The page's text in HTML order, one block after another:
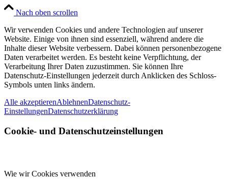
Nach oben scrollen
Wir verwenden Cookies und andere Technologien auf unserer
Website. Einige von ihnen sind essenziell, während andere die
Inhalte dieser Website verbessern. Dabei können personenbezogene
Daten verarbeitet werden. Es besteht keine Verpflichtung, der
Verarbeitung Ihrer Daten zuzustimmen. Sie können Ihre
Datenschutz-Einstellungen jederzeit durch Anklicken des Schloss-
Symbols unten links ändern.
Alle akzeptierenAblehnenDatenschutz-
EinstellungenDatenschutzerklärung
Cookie- und Datenschutzeinstellungen
Wie wir Cookies verwenden